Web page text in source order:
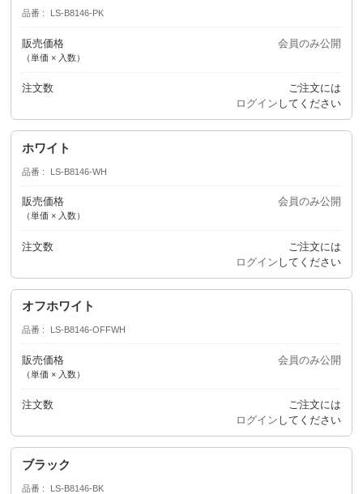
品番 LS-B8146-PK
販売価格
（単価 × 入数）
会員のみ公開
注文数
ご注文には
ログイン してください
ホワイト
品番 LS-B8146-WH
販売価格
（単価 × 入数）
会員のみ公開
注文数
ご注文には
ログイン してください
オフホワイト
品番 LS-B8146-OFFWH
販売価格
（単価 × 入数）
会員のみ公開
注文数
ご注文には
ログイン してください
ブラック
品番 LS-B8146-BK